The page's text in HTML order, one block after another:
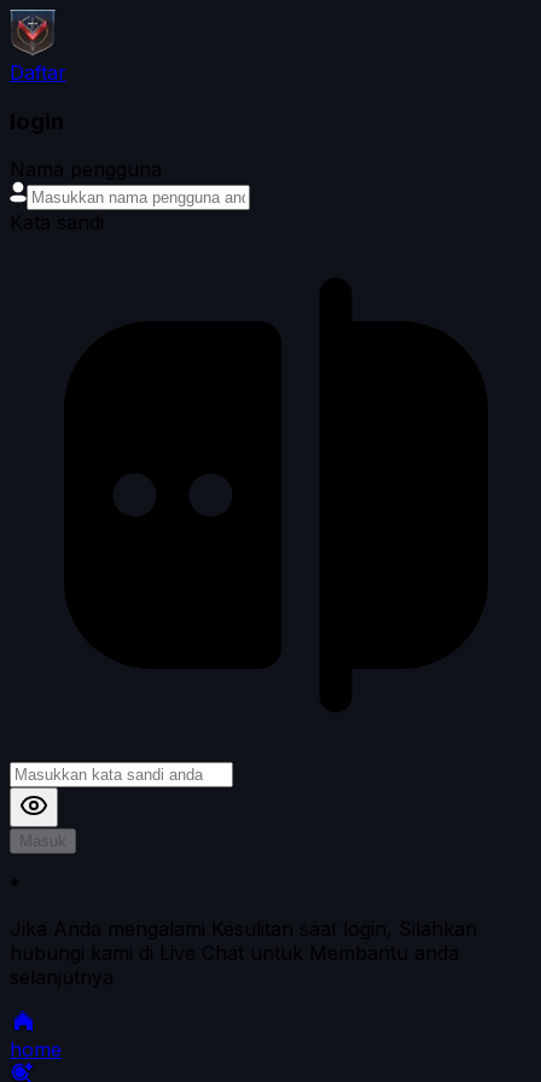
Daftar
login
Nama pengguna
Kata sandi
Masuk
*
Jika Anda mengalami Kesulitan saat login, Silahkan
hubungi kami di Live Chat untuk Membantu anda
selanjutnya
home